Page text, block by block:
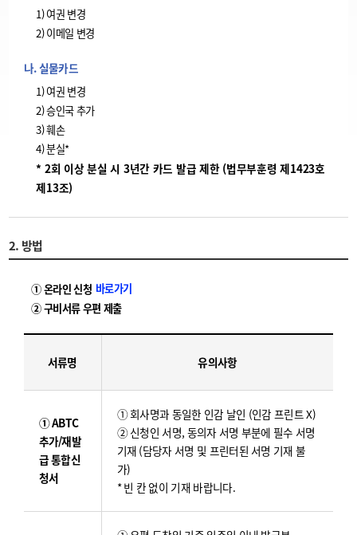
1) 여권 변경
2) 이메일 변경
나. 실물카드
1) 여권 변경
2) 승인국 추가
3) 훼손
4) 분실*
* 2회 이상 분실 시 3년간 카드 발급 제한 (법무부훈령 제1423호
제13조)
2. 방법
① 온라인 신청 바로가기
② 구비서류 우편 제출
서류명 유의사항
① ABTC
추가/재발
급 통합신
청서
① 회사명과 동일한 인감 날인 (인감 프린트 X)
② 신청인 서명, 동의자 서명 부분에 필수 서명
기재 (담당자 서명 및 프린터된 서명 기재 불
가)
* 빈 칸 없이 기재 바랍니다.